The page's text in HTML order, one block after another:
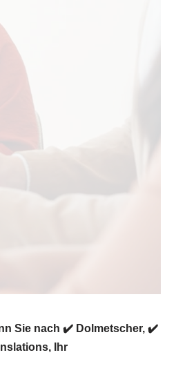
Sie nach ✔️ Dolmetscher, ✔️
, Ihr